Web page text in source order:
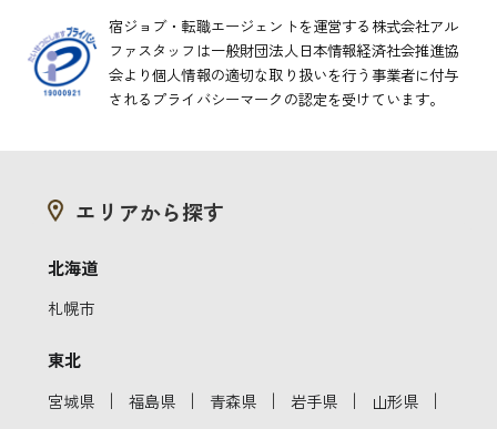
宿ジョブ・転職エージェントを運営する株式会社アル
ファスタッフは一般財団法人日本情報経済社会推進協
会より個人情報の適切な取り扱いを行う事業者に付与
されるプライバシーマークの認定を受けています。
エリアから探す
北海道
札幌市
東北
宮城県 ｜ 福島県 ｜ 青森県 ｜ 岩手県 ｜ 山形県 ｜